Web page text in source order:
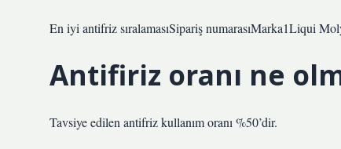
En iyi antifriz sıralamasıSipariş numarasıMarka1Liqui
Antifiriz oranı ne
Tavsiye edilen antifriz kullanım oranı %50’dir.